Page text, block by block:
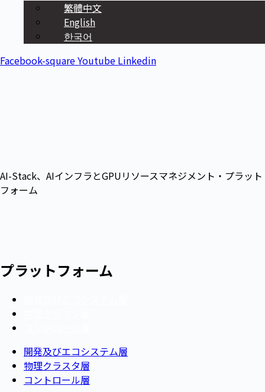
繁體中文
English
한국어
Facebook-squareYoutube Linkedin
AI-Stack、AIインフラとGPUリソースマネジメント・プラット
フォーム
プラットフォーム
開発及びエコシステム層
物理クラスタ層
コントロール層